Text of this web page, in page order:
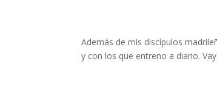
Además de mis discípulos
y con los que entreno a diario.